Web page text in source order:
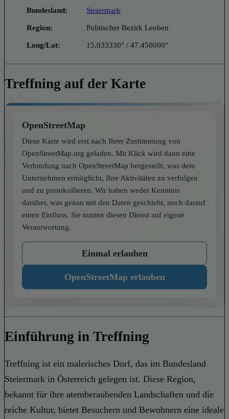
Bundesland: Steiermark
Region: Politischer Bezirk Leoben
Long/Lat: 15.033330° / 47.450000°
Treffning auf der Karte
OpenStreetMap
Diese Karte wird erst nach Ihrer Zustimmung von
OpenStreetMap.org geladen. Mit Klick wird dann eine
Verbindung nach OpenStreetMap hergestellt, was dem
Unternehmen ermöglicht, Ihre Aktivitäten zu verfolgen
und zu protokollieren. Wir haben weder Kenntnis
darüber, was genau mit den Daten geschieht, noch darauf
einen Einfluss. Sie nutzen diesen Dienst auf eigene
Verantwortung.
Einmal erlauben
OpenStreetMap erlauben
Einführung in Treffning
Treffning ist ein malerisches Dorf, das im Bundesland
Steiermark in Österreich gelegen ist. Diese Region,
bekannt für ihre atemberaubenden Landschaften und die
reiche Kultur, bietet Besuchern und Bewohnern eine ideale